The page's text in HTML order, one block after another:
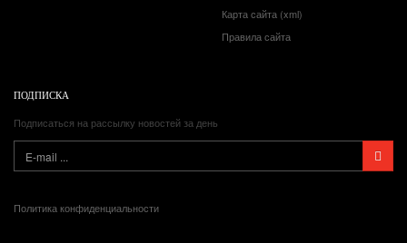
Карта сайта (xml)
Правила сайта
ПОДПИСКА
Подписаться на рассылку новостей за день
Политика конфиденциальности